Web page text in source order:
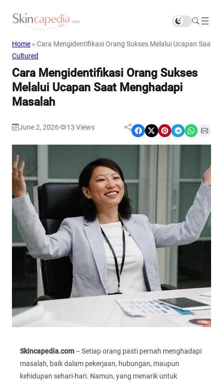
Home » Cara Mengidentifikasi Orang Sukses Melalui Ucapan Saat
Cultured
Cara Mengidentifikasi Orang Sukses
Melalui Ucapan Saat Menghadapi
Masalah
June 2, 2026 13 Views Share on Facebook Share on X Share on Pinterest Share on Telegram Share on WhatsApp Share on Email
Skincapedia.com – Setiap orang pasti pernah menghadapi
masalah, baik dalam pekerjaan, hubungan, maupun
kehidupan sehari-hari. Namun, yang menarik untuk